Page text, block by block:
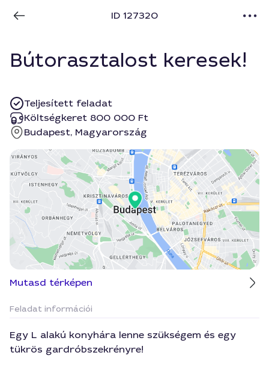
ID 127320
Bútorasztalost keresek!
Teljesített feladat
Költségkeret 800 000 Ft
Budapest, Magyarország
Mutasd térképen
Feladat információi
Egy L alakú konyhára lenne szükségem és egy
tükrös gardróbszekrényre!